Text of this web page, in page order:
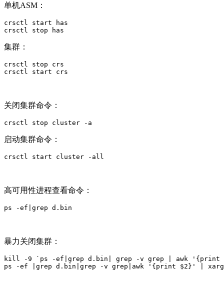
单机ASM：
crsctl start has
crsctl stop has
集群：
crsctl stop crs
crsctl start crs
关闭集群命令：
crsctl stop cluster -a
启动集群命令：
crsctl start cluster -all
高可用性进程查看命令：
ps -ef|grep d.bin
暴力关闭集群：
kill -9 `ps -ef|grep d.bin| grep -v grep | awk '{print
ps -ef |grep d.bin|grep -v grep|awk '{print $2}' |